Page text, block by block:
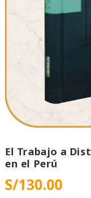
El Trabajo a
en el Perú
S/130.00